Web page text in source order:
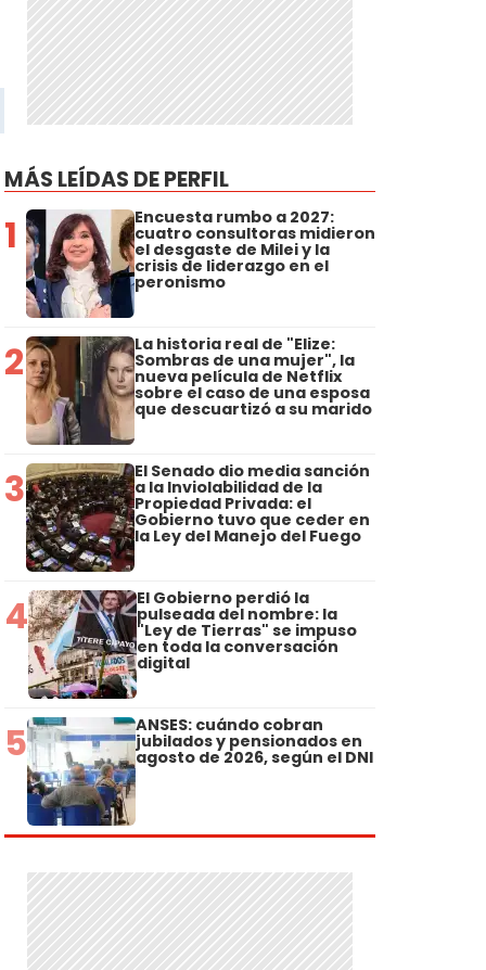
MÁS LEÍDAS DE PERFIL
1 Encuesta rumbo a 2027:
cuatro consultoras midieron
el desgaste de Milei y la
crisis de liderazgo en el
peronismo
2 La historia real de "Elize:
Sombras de una mujer", la
nueva película de Netflix
sobre el caso de una esposa
que descuartizó a su marido
3 El Senado dio media sanción
a la Inviolabilidad de la
Propiedad Privada: el
Gobierno tuvo que ceder en
la Ley del Manejo del Fuego
4 El Gobierno perdió la
pulseada del nombre: la
"Ley de Tierras" se impuso
en toda la conversación
digital
5 ANSES: cuándo cobran
jubilados y pensionados en
agosto de 2026, según el DNI